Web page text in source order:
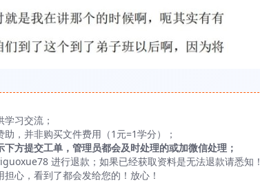
习交流；
，并非购买文件费用（1元=1学分）；
方提交工单，管理员都会及时处理的或加微信处理；
进行退款；如果已经获取资料是无法退款请悉知！
心，看到了都会发给您的！放心！